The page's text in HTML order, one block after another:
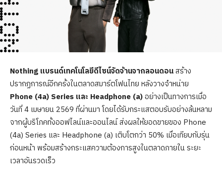
Nothing แบรนด์เทคโนโลยีดีไซน์จัดจ้านจากลอนดอนสร้าง
ปรากฏการณ์อีกครั้งในตลาดสมาร์ตโฟนไทย หลังวางจำหน่าย
Phone (4a) Series และ Headphone (a)อย่างเป็นทางการเมื่อ
วันที่ 4 เมษายน 2569 ที่ผ่านมา โดยได้รับกระแสตอบรับอย่างล้นหลาม
จากผู้บริโภคทั้งออฟไลน์และออนไลน์ ส่งผลให้ยอดขายของ Phone
(4a) Series และ Headphone (a) เติบโตกว่า 50% เมื่อเทียบกับรุ่น
ก่อนหน้า พร้อมสร้างกระแสความต้องการสูงในตลาดภายใน ระยะ
เวลาอันรวดเร็ว